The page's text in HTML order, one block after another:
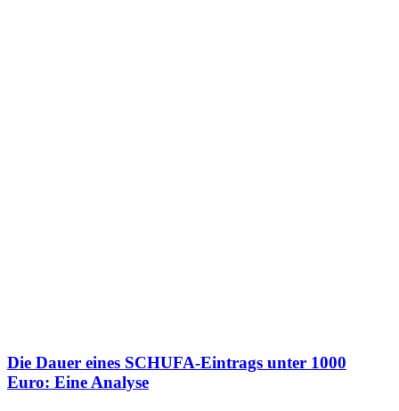
Die Dauer eines SCHUFA-Eintrags unter 1000
Euro: Eine Analyse